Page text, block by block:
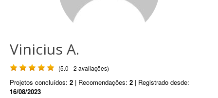
Vinicius A.
(5.0 - 2 avaliações)
Projetos concluídos: 2 | Recomendações: 2 | Registrado desde:
16/08/2023